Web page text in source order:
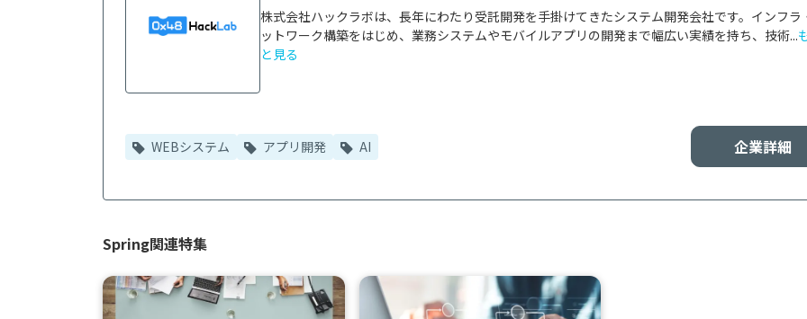
株式会社ハックラボは、長年にわたり受託開発を手掛けてきたシステム開発会社です。インフラ
ットワーク構築をはじめ、業務システムやモバイルアプリの開発まで幅広い実績を持ち、技術...
と見る
企業詳細
WEBシステム アプリ開発 AI
Spring関連特集